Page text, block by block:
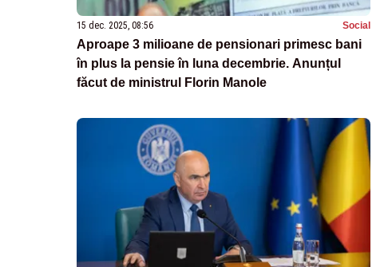
15 dec. 2025, 08:56 Social
Aproape 3 milioane de pensionari primesc bani
în plus la pensie în luna decembrie. Anunțul
făcut de ministrul Florin Manole